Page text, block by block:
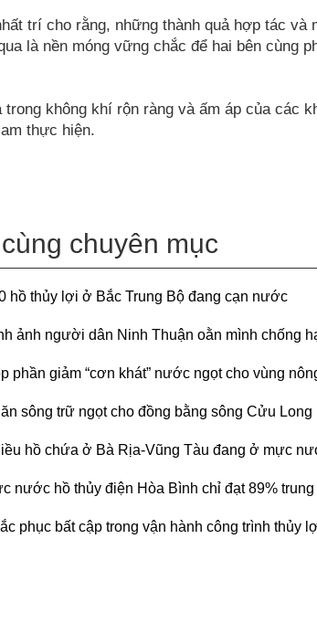
trí cho rằng, những thành quả hợp tác
là nền móng vững chắc để hai bên cùng
trong không khí rộn ràng và ấm áp của các
thực hiện.
chuyên mục
hồ thủy lợi ở Bắc Trung Bộ đang cạn nước
ảnh người dân Ninh Thuận oằn mình chống
phần giảm “cơn khát” nước ngọt cho vùng
sông trữ ngọt cho đồng bằng sông Cửu Long
hồ chứa ở Bà Rịa-Vũng Tàu đang ở mực
nước hồ thủy điện Hòa Bình chỉ đạt 89%
phục bất cập trong vận hành công trình thủy